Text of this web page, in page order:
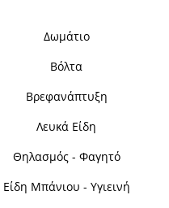
Δωμάτιο
Βόλτα
Βρεφανάπτυξη
Λευκά Είδη
Θηλασμός - Φαγητό
Είδη Μπάνιου - Υγιεινή